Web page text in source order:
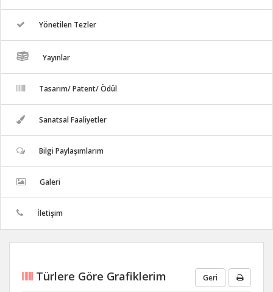
Yönetilen Tezler
Yayınlar
Tasarım/ Patent/ Ödül
Sanatsal Faaliyetler
Bilgi Paylaşımlarım
Galeri
İletişim
Türlere Göre Grafiklerim Geri